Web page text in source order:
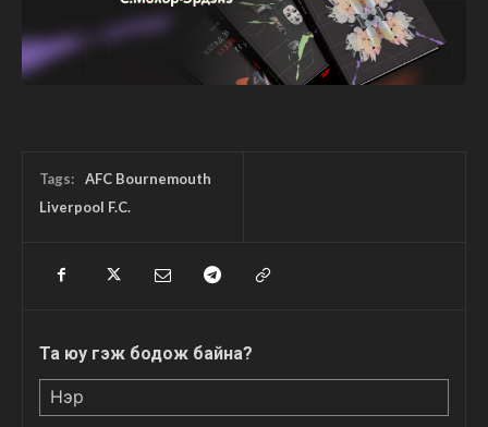
Tags:
AFC Bournemouth
Liverpool F.C.
Та юу гэж бодож байна?